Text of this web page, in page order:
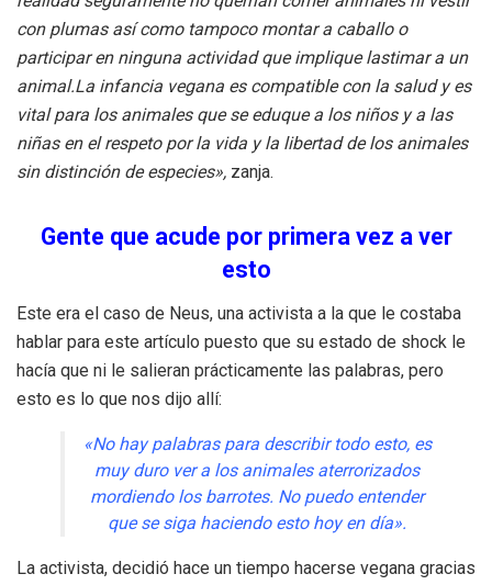
con plumas así como tampoco montar a caballo o
participar en ninguna actividad que implique lastimar a un
animal.La infancia vegana es compatible con la salud y es
vital para los animales que se eduque a los niños y a las
niñas en el respeto por la vida y la libertad de los animales
sin distinción de especies», zanja.
Gente que acude por primera vez a ver
esto
Este era el caso de Neus, una activista a la que le costaba
hablar para este artículo puesto que su estado de shock le
hacía que ni le salieran prácticamente las palabras, pero
esto es lo que nos dijo allí:
«No hay palabras para describir todo esto, es
muy duro ver a los animales aterrorizados
mordiendo los barrotes. No puedo entender
que se siga haciendo esto hoy en día».
La activista, decidió hace un tiempo hacerse vegana gracias